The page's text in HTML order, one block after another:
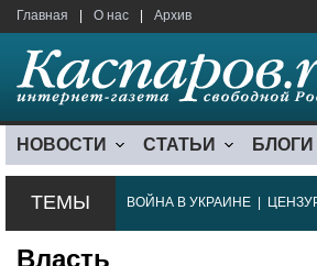
Главная О нас Архив
НОВОСТИ СТАТЬИ БЛОГИ
ТЕМЫ ВОЙНА В УКРАИНЕ
Власть